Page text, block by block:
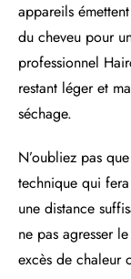
appareils
du cheveu pour
professionnel
restant léger et
séchage.
N’oubliez pas
technique qui
une distance
ne pas agresser
excès de chaleur